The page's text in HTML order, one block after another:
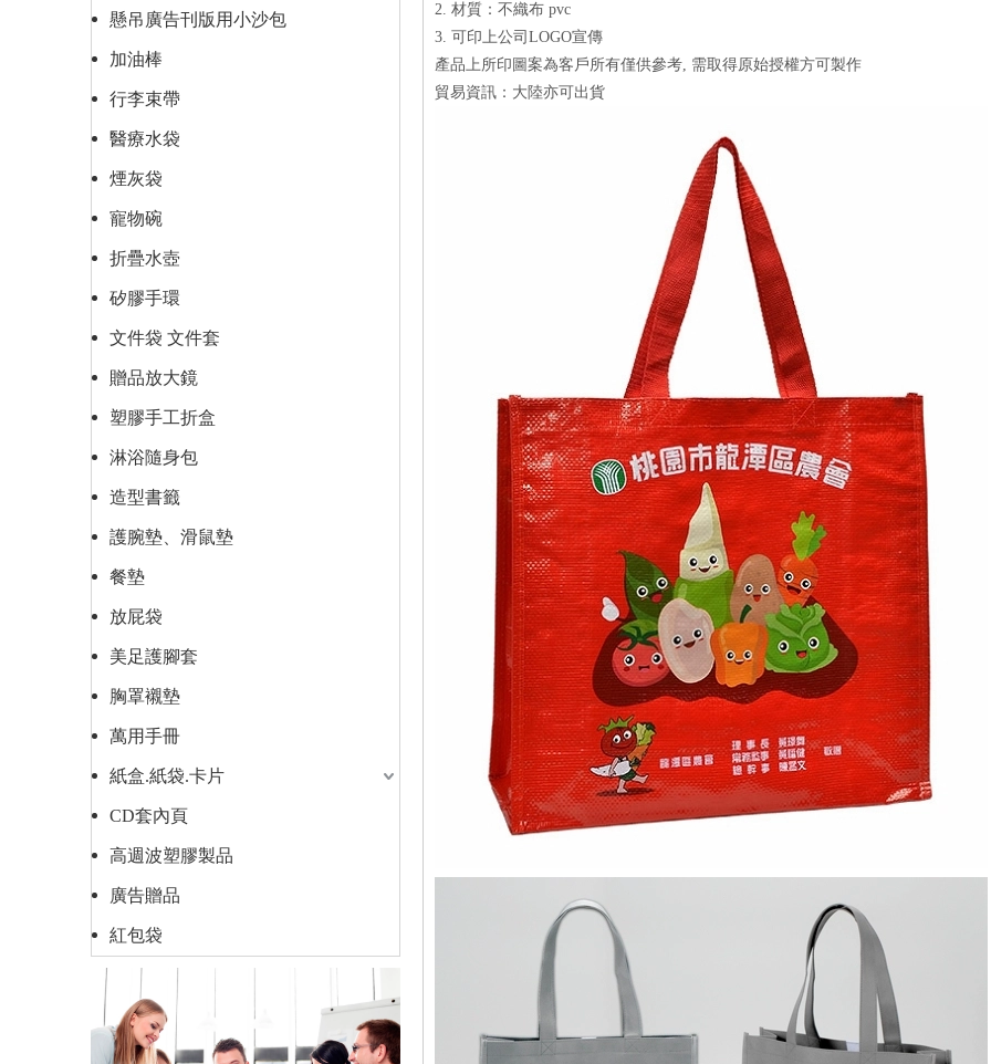
懸吊廣告刊版用小沙包
加油棒
行李束帶
醫療水袋
煙灰袋
寵物碗
折疊水壺
矽膠手環
文件袋 文件套
贈品放大鏡
塑膠手工折盒
淋浴隨身包
造型書籤
護腕墊、滑鼠墊
餐墊
放屁袋
美足護腳套
胸罩襯墊
萬用手冊
紙盒.紙袋.卡片
CD套內頁
高週波塑膠製品
廣告贈品
紅包袋
2. 材質：不織布 pvc
3. 可印上公司LOGO宣傳
產品上所印圖案為客戶所有僅供參考, 需取得原始授權方可製作
貿易資訊：大陸亦可出貨